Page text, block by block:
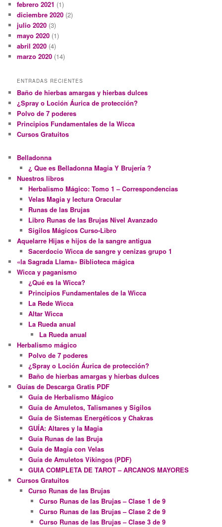
febrero 2021 (1)
diciembre 2020 (2)
julio 2020 (3)
mayo 2020 (1)
abril 2020 (4)
marzo 2020 (14)
ENTRADAS RECIENTES
Baño de hierbas amargas y hierbas dulces
¿Spray o Loción Áurica de protección?
Polvo de 7 poderes
Principios Fundamentales de la Wicca
Cursos Gratuitos
Belladonna
¿ Que es Belladonna Magia Y Brujería ?
Nuestros libros
Herbalismo Mágico: Tomo 1 – Correspondencias
Velas Magia y lectura Oracular
Runas de las Brujas
Libro Runas de las Brujas Nivel Avanzado
Sigilos Mágicos Curso-Libro
Aquelarre Hijas e hijos de la sangre antigua
Sacerdocio Wicca de sangre y cenizas grupo 1
«la Sagrada Llama» Biblioteca mágica
Wicca y paganismo
¿Qué es la Wicca?
Principios Fundamentales de la Wicca
La Rede Wicca
Altar Wicca
La Rueda anual
La Rueda anual
Herbalismo mágico
Polvo de 7 poderes
¿Spray o Loción Áurica de protección?
Baño de hierbas amargas y hierbas dulces
Guías de Descarga Gratis PDF
Guía de Herbalismo Mágico
Guía de Amuletos, Talismanes y Sigilos
Guía de Sistemas Energéticos y Chakras
GUÍA: Altares y la Magia
Guía Runas de las Bruja
Guía de Magia con Velas
Guía de Amuletos Vikingos (PDF)
GUIA COMPLETA DE TAROT – ARCANOS MAYORES
Cursos Gratuitos
Curso Runas de las Brujas
Curso Runas de las Brujas – Clase 1 de 9
Curso Runas de las Brujas – Clase 2 de 9
Curso Runas de las Brujas – Clase 3 de 9